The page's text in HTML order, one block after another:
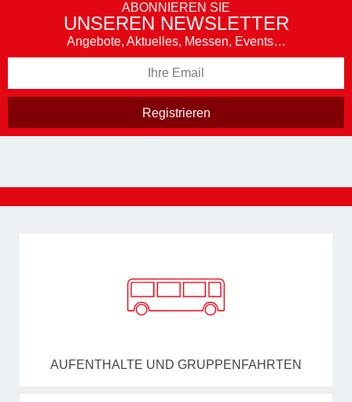
ABONNIEREN SIE
UNSEREN NEWSLETTER
Angebote, Aktuelles, Messen, Events…
AUFENTHALTE UND GRUPPENFAHRTEN